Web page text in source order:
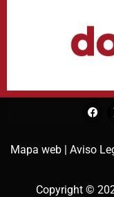
Mapa web | Aviso
Copyright ©